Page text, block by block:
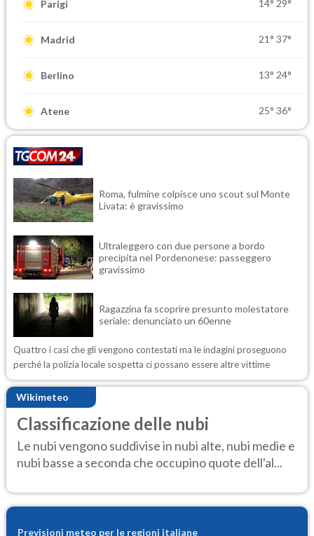
Parigi 14° 29°
Madrid 21° 37°
Berlino 13° 24°
Atene 25° 36°
Roma, fulmine colpisce uno scout sul Monte
Livata: è gravissimo
Ultraleggero con due persone a bordo
precipita nel Pordenonese: passeggero
gravissimo
Ragazzina fa scoprire presunto molestatore
seriale: denunciato un 60enne
Quattro i casi che gli vengono contestati ma le indagini proseguono
perché la polizia locale sospetta ci possano essere altre vittime
Wikimeteo
Classificazione delle nubi
Le nubi vengono suddivise in nubi alte, nubi medie e
nubi basse a seconda che occupino quote dell'al...
Previsioni meteo per le regioni italiane